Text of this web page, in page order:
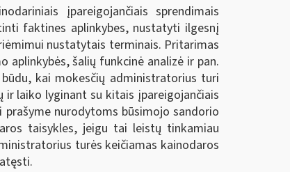
įpareigojančiais sprendimais
faktines aplinkybes, nustatyti ilgesnį
nustatytais terminais. Pritarimas
šalių funkcinė analizė ir pan.
kai mokesčių administratorius turi
laiko lyginant su kitais įpareigojančiais
nurodytoms būsimojo sandorio
taisykles, jeigu tai leistų tinkamiau
turės keičiamas kainodaros